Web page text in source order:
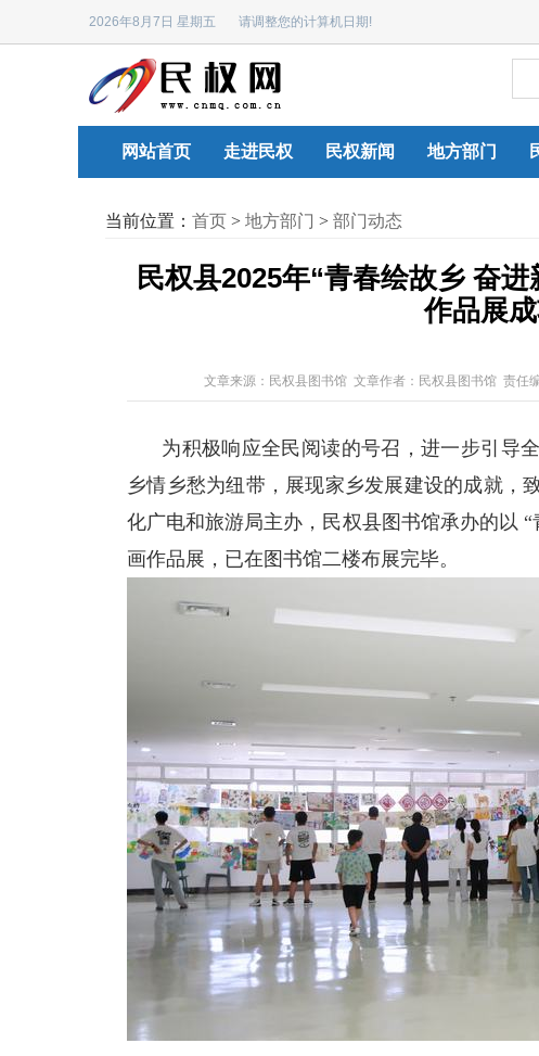
2026年8月7日 星期五 请调整您的计算机日期!
网站首页 走进民权 民权新闻 地方部门
当前位置： 首页 > 地方部门 > 部门动态
民权县2025年“青春绘故乡 奋
作品展
文章来源：民权县图书馆 文章作者：民权县图书馆 责任
为积极响应全民阅读的号召，进一步引导
乡情乡愁为纽带，展现家乡发展建设的成就，
化广电和旅游局主办，民权县图书馆承办的以
画作品展，已在图书馆二楼布展完毕。